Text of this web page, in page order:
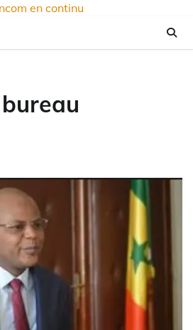
en continu
bureau